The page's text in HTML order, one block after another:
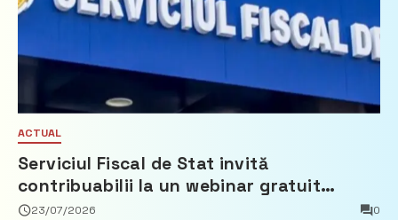
ACTUAL
Serviciul Fiscal de Stat invită
contribuabilii la un webinar gratuit
privind calculul impozitului pe bunurile
23/07/2026 0